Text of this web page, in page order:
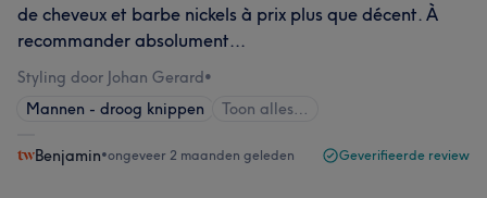
de cheveux et barbe nickels à prix plus que décent. À
recommander absolument...
Styling door Johan Gerard•
Mannen - droog knippen
Toon alles…
Benjamin•ongeveer 2 maanden geleden Geverifieerde review